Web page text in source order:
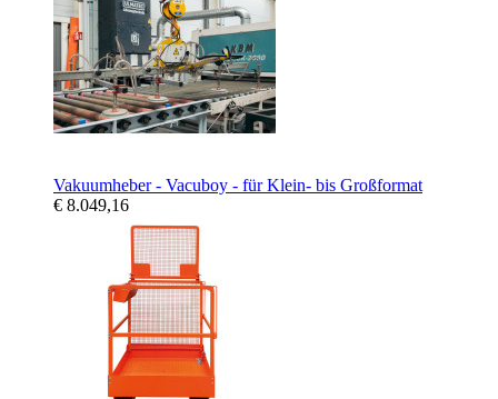
Vakuumheber - Vacuboy - für Klein- bis Großformat
€ 8.049,16